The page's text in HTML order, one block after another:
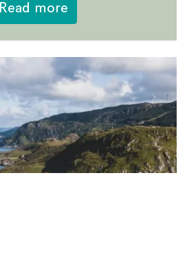
Read moreabout Skongenes